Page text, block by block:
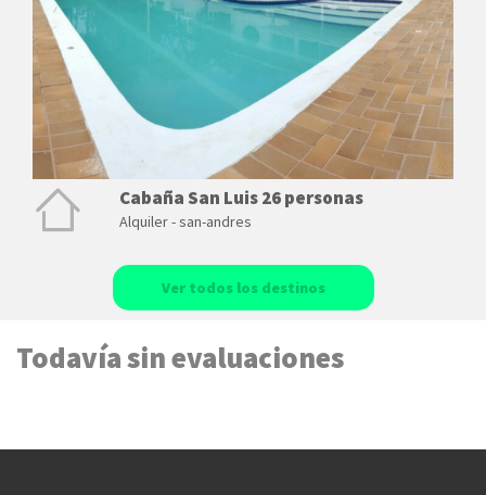
Cabaña San Luis 26 personas
Alquiler - san-andres
Ver todos los destinos
Todavía sin evaluaciones